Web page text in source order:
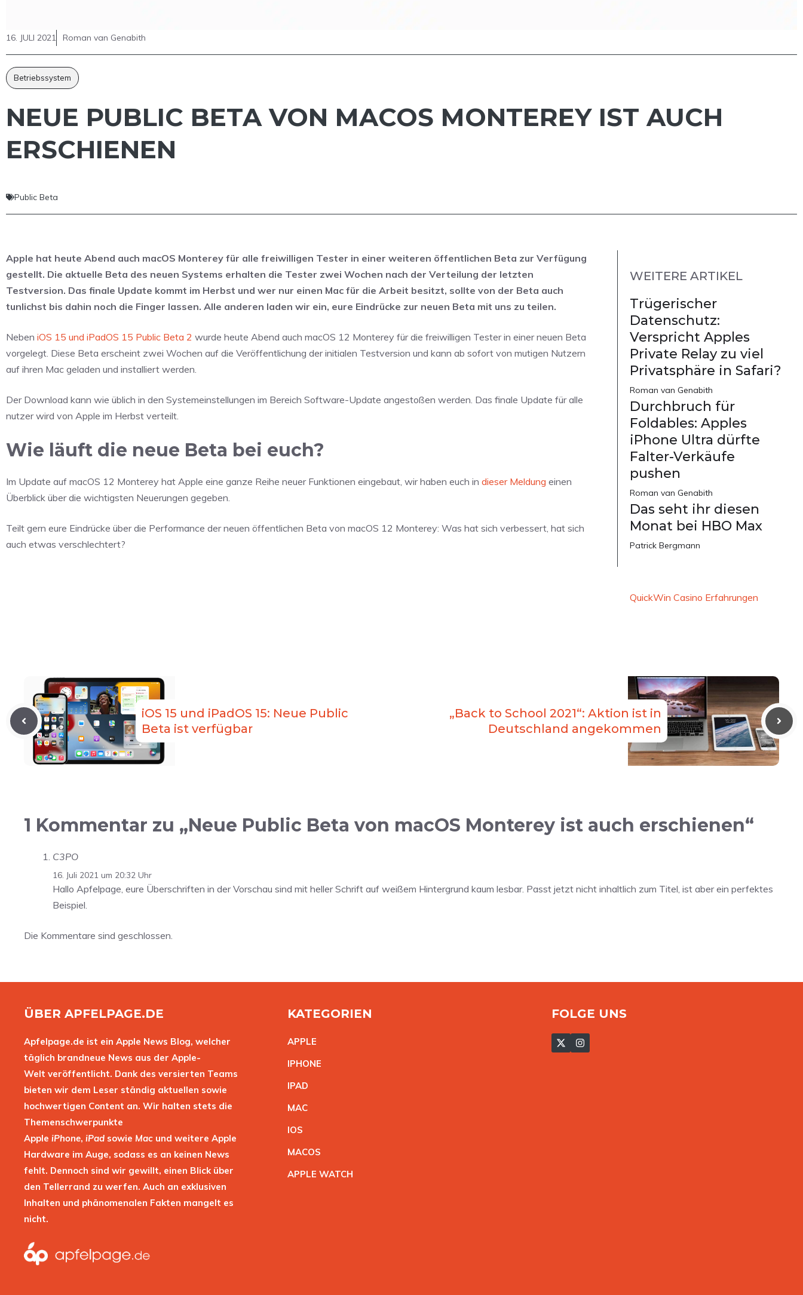
16. JULI 2021 Roman van Genabith
Betriebssystem
NEUE PUBLIC BETA VON MACOS MONTEREY IST AUCH
ERSCHIENEN
Public Beta
Apple hat heute Abend auch macOS Monterey für alle freiwilligen Tester in einer weiteren öffentlichen Beta zur Verfügung
gestellt. Die aktuelle Beta des neuen Systems erhalten die Tester zwei Wochen nach der Verteilung der letzten
Testversion. Das finale Update kommt im Herbst und wer nur einen Mac für die Arbeit besitzt, sollte von der Beta auch
tunlichst bis dahin noch die Finger lassen. Alle anderen laden wir ein, eure Eindrücke zur neuen Beta mit uns zu teilen.
Neben iOS 15 und iPadOS 15 Public Beta 2 wurde heute Abend auch macOS 12 Monterey für die freiwilligen Tester in einer neuen Beta
vorgelegt. Diese Beta erscheint zwei Wochen auf die Veröffentlichung der initialen Testversion und kann ab sofort von mutigen Nutzern
auf ihren Mac geladen und installiert werden.
Der Download kann wie üblich in den Systemeinstellungen im Bereich Software-Update angestoßen werden. Das finale Update für alle
nutzer wird von Apple im Herbst verteilt.
Wie läuft die neue Beta bei euch?
Im Update auf macOS 12 Monterey hat Apple eine ganze Reihe neuer Funktionen eingebaut, wir haben euch in dieser Meldung einen
Überblick über die wichtigsten Neuerungen gegeben.
Teilt gern eure Eindrücke über die Performance der neuen öffentlichen Beta von macOS 12 Monterey: Was hat sich verbessert, hat sich
auch etwas verschlechtert?
WEITERE ARTIKEL
Trügerischer
Datenschutz:
Verspricht Apples
Private Relay zu viel
Privatsphäre in Safari?
Roman van Genabith
Durchbruch für
Foldables: Apples
iPhone Ultra dürfte
Falter-Verkäufe
pushen
Roman van Genabith
Das seht ihr diesen
Monat bei HBO Max
Patrick Bergmann
QuickWin Casino Erfahrungen
iOS 15 und iPadOS 15: Neue Public
Beta ist verfügbar
„Back to School 2021“: Aktion ist in
Deutschland angekommen
1 Kommentar zu „Neue Public Beta von macOS Monterey ist auch erschienen“
C3PO
16. Juli 2021 um 20:32 Uhr
Hallo Apfelpage, eure Überschriften in der Vorschau sind mit heller Schrift auf weißem Hintergrund kaum lesbar. Passt jetzt nicht inhaltlich zum Titel, ist aber ein perfektes
Beispiel.
Die Kommentare sind geschlossen.
ÜBER APFELPAGE.DE
Apfelpage.de ist ein Apple News Blog, welcher
täglich brandneue News aus der Apple-
Welt veröffentlicht. Dank des versierten Teams
bieten wir dem Leser ständig aktuellen sowie
hochwertigen Content an. Wir halten stets die
Themenschwerpunkte
Apple iPhone, iPad sowie Mac und weitere Apple
Hardware im Auge, sodass es an keinen News
fehlt. Dennoch sind wir gewillt, einen Blick über
den Tellerrand zu werfen. Auch an exklusiven
Inhalten und phänomenalen Fakten mangelt es
nicht.
KATEGORIEN
APPLE
IPHONE
IPAD
MAC
IOS
MACOS
APPLE WATCH
FOLGE UNS